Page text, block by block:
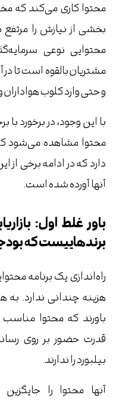
محتوا کاری می‌کند که
بخشی از نیازش را
محتوایی نوعی
مشتریان بالقوه است تا در
و حتی وارد کلوب هواداران
با این وجود، در برخورد با
محتوا مشاهده می‌شود
دارد که در ادامه برخی
آنها آورده شده است.
باور غلط اول:
برندهاییست که
راه‌اندازی یک برنامه
هزینه چندانی ندارد.
باورند که محتوا
قدرت حضور بر روی
بیلبورد را ندارند.
آنها محتوا را